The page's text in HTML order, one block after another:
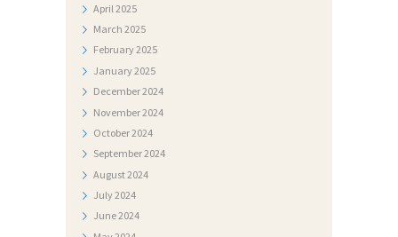
April 2025
March 2025
February2025
January2025
December2024
November2024
October2024
September2024
August2024
July2024
June2024